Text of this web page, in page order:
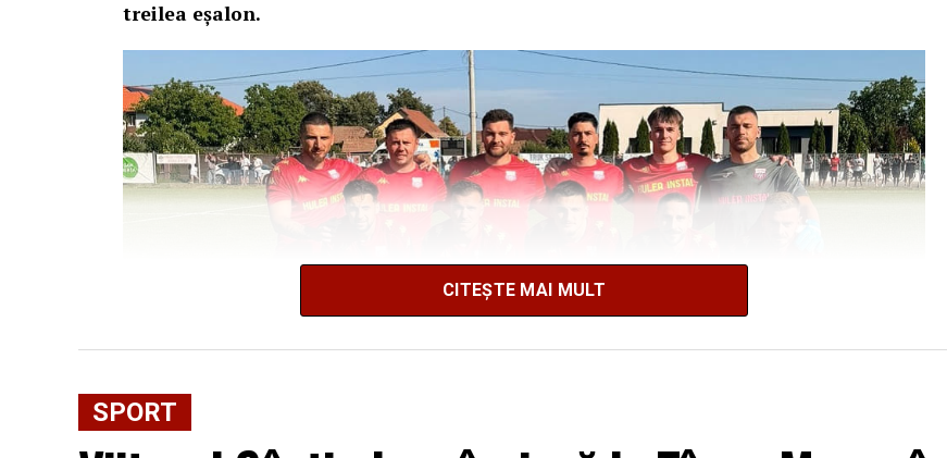
treilea eșalon.
CITEȘTE MAI MULT
SPORT